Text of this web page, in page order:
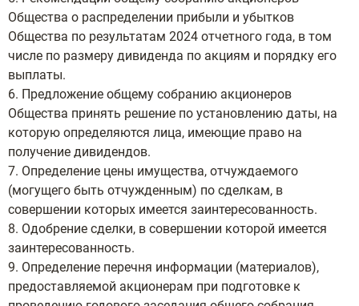
Общества о распределении прибыли и убытков
Общества по результатам 2024 отчетного года, в том
числе по размеру дивиденда по акциям и порядку его
выплаты.
6. Предложение общему собранию акционеров
Общества принять решение по установлению даты, на
которую определяются лица, имеющие право на
получение дивидендов.
7. Определение цены имущества, отчуждаемого
(могущего быть отчужденным) по сделкам, в
совершении которых имеется заинтересованность.
8. Одобрение сделки, в совершении которой имеется
заинтересованность.
9. Определение перечня информации (материалов),
предоставляемой акционерам при подготовке к